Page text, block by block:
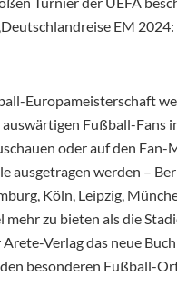
EM
Europameisterschaft
Fußball-Fans
oder auf den
ausgetragen werden –
Köln, Leipzig,
mehr zu bieten als die
Verlag das neue
den besonderen Fußball-